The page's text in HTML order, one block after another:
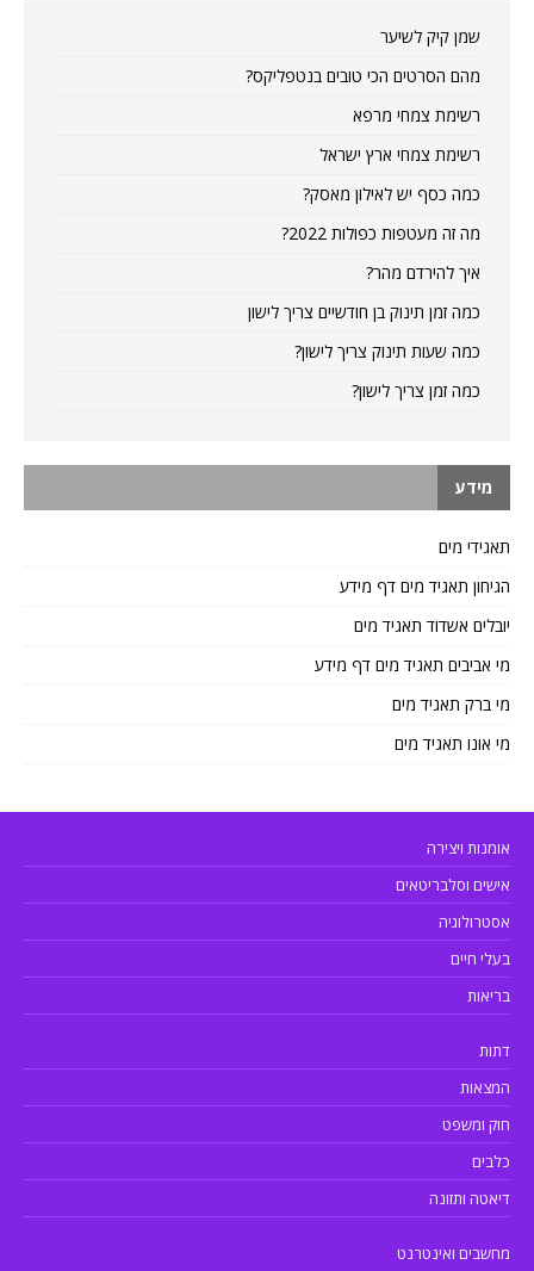
שמן קיק לשיער
מהם הסרטים הכי טובים בנטפליקס?
רשימת צמחי מרפא
רשימת צמחי ארץ ישראל
כמה כסף יש לאילון מאסק?
מה זה מעטפות כפולות 2022?
איך להירדם מהר?
כמה זמן תינוק בן חודשיים צריך לישון
כמה שעות תינוק צריך לישון?
כמה זמן צריך לישון?
מידע
תאגידי מים
הגיחון תאגיד מים דף מידע
יובלים אשדוד תאגיד מים
מי אביבים תאגיד מים דף מידע
מי ברק תאגיד מים
מי אונו תאגיד מים
אומנות ויצירה
אישים וסלבריטאים
אסטרולוגיה
בעלי חיים
בריאות
דתות
המצאות
חוק ומשפט
כלבים
דיאטה ותזונה
מחשבים ואינטרנט